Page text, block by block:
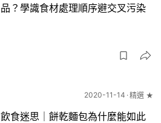
品？學識食材處理順序避交叉污染
2020-11-14 精選 ★
飲食迷思｜餅乾麵包為什麼能如此